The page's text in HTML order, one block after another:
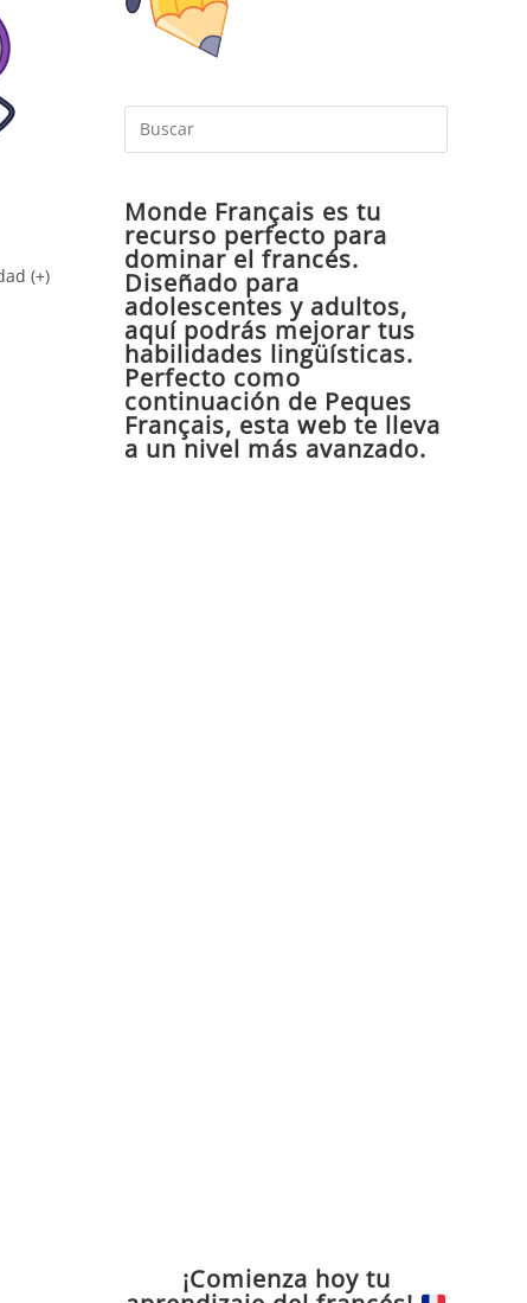
(+)
Escape
Monde Français es tu
recurso perfecto para
dominar el francés.
Diseñado para
adolescentes y adultos,
aquí podrás mejorar tus
habilidades lingüísticas.
Perfecto como
continuación de Peques
Français, esta web te lleva
a un nivel más avanzado.
¡Comienza hoy tu